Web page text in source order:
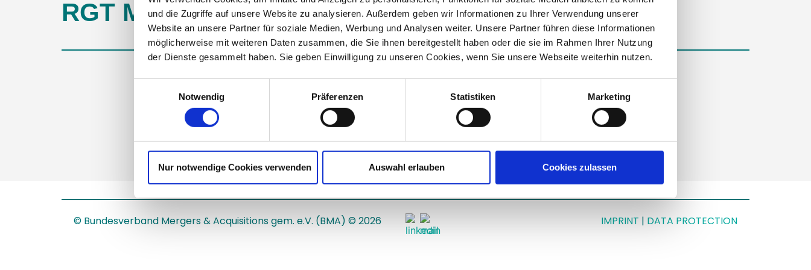
und die Zugriffe auf unsere Website zu analysieren. Außerdem geben wir Informationen zu Ihrer Verwendung unserer
Website an unsere Partner für soziale Medien, Werbung und Analysen weiter. Unsere Partner führen diese Informationen
möglicherweise mit weiteren Daten zusammen, die Sie ihnen bereitgestellt haben oder die sie im Rahmen Ihrer Nutzung
der Dienste gesammelt haben. Sie geben Einwilligung zu unseren Cookies, wenn Sie unsere Webseite weiterhin nutzen.
Notwendig
Präferenzen Statistiken Marketing
Nur notwendige Cookies verwenden Auswahl erlauben Cookies zulassen
RGT M&A Advisory GmbH
Contact person
Ralph Beckmann
© Bundesverband Mergers & Acquisitions gem. e.V. (BMA) © 2026 IMPRINT | DATA PROTECTION